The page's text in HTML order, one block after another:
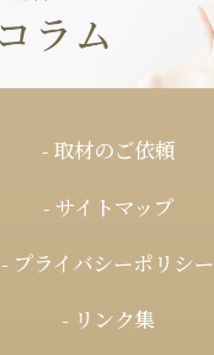
- 取材のご依頼
- サイトマップ
- プライバシーポリシー
- リンク集